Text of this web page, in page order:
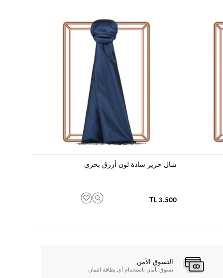
شال حرير سادة لون أزرق بحري
3.500 TL
التسوق الآمن
تسوق بأمان باستخدام أي بطاقة ائتمان